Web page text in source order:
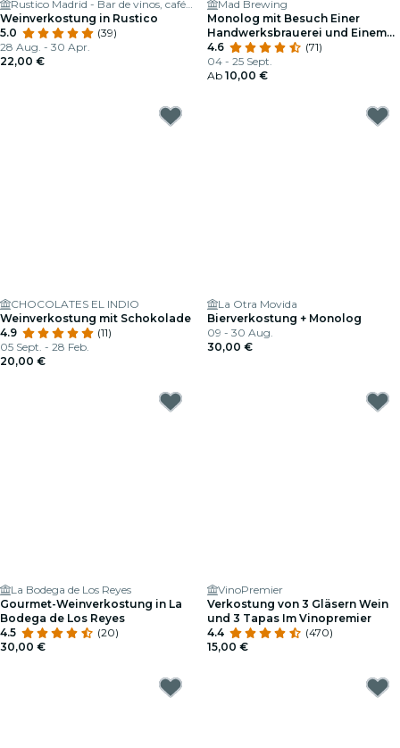
Rustico Madrid - Bar de vinos, café de especialidad y focacceria
Weinverkostung in Rustico
5.0
(39)
28 Aug. - 30 Apr.
22,00 €
Mad Brewing
Monolog mit Besuch Einer
Handwerksbrauerei und Einem
Bierchen
4.6
(71)
04 - 25 Sept.
Ab 10,00 €
CHOCOLATES EL INDIO
Weinverkostung mit Schokolade
4.9
(11)
05 Sept. - 28 Feb.
20,00 €
La Otra Movida
Bierverkostung + Monolog
09 - 30 Aug.
30,00 €
La Bodega de Los Reyes
Gourmet-Weinverkostung in La
Bodega de Los Reyes
4.5
(20)
30,00 €
VinoPremier
Verkostung von 3 Gläsern Wein
und 3 Tapas Im Vinopremier
4.4
(470)
15,00 €